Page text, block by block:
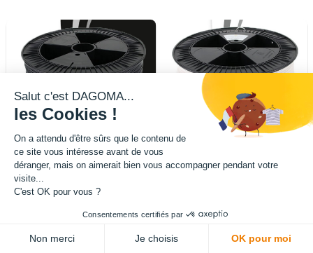
Filament Chromatik PLA 1.75mm
TTC)
disponible
- Blanc (2,2kg)
49,99 HT 49,99 €TTC)
A la demande
Salut c'est DAGOMA...
les Cookies !
On a attendu d'être sûrs que le contenu de
ce site vous intéresse avant de vous
déranger, mais on aimerait bien vous accompagner pendant votre
visite...
C'est OK pour vous ?
Consentements certifiés par
Non merci Je choisis OK pour moi